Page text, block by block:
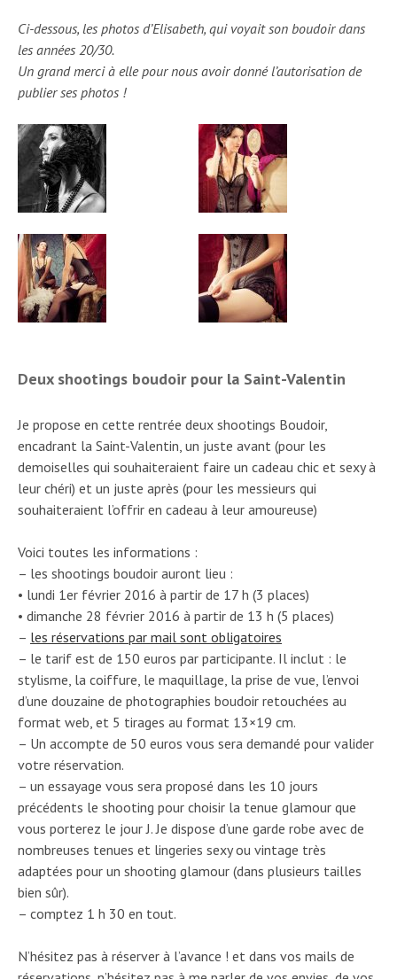
Ci-dessous, les photos d’Elisabeth, qui voyait son boudoir dans
les années 20/30.
Un grand merci à elle pour nous avoir donné l’autorisation de
publier ses photos !
Deux shootings boudoir pour la Saint-Valentin
Je propose en cette rentrée deux shootings Boudoir,
encadrant la Saint-Valentin, un juste avant (pour les
demoiselles qui souhaiteraient faire un cadeau chic et sexy à
leur chéri) et un juste après (pour les messieurs qui
souhaiteraient l’offrir en cadeau à leur amoureuse)
Voici toutes les informations :
– les shootings boudoir auront lieu :
• lundi 1er février 2016 à partir de 17 h (3 places)
• dimanche 28 février 2016 à partir de 13 h (5 places)
– les réservations par mail sont obligatoires
– le tarif est de 150 euros par participante. Il inclut : le
stylisme, la coiffure, le maquillage, la prise de vue, l’envoi
d’une douzaine de photographies boudoir retouchées au
format web, et 5 tirages au format 13×19 cm.
– Un accompte de 50 euros vous sera demandé pour valider
votre réservation.
– un essayage vous sera proposé dans les 10 jours
précédents le shooting pour choisir la tenue glamour que
vous porterez le jour J. Je dispose d’une garde robe avec de
nombreuses tenues et lingeries sexy ou vintage très
adaptées pour un shooting glamour (dans plusieurs tailles
bien sûr).
– comptez 1 h 30 en tout.
N’hésitez pas à réserver à l’avance ! et dans vos mails de